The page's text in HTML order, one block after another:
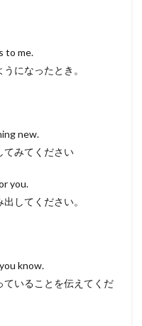
to me.
になったとき。
new.
てみてください
you.
してください。
know.
ていることを伝えてくだ